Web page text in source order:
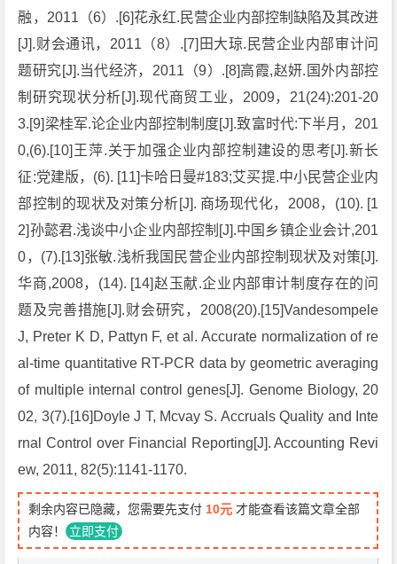
融，2011（6）.[6]花永红.民营企业内部控制缺陷及其改进
[J].财会通讯，2011（8）.[7]田大琼.民营企业内部审计问
题研究[J].当代经济，2011（9）.[8]高霞,赵妍.国外内部控
制研究现状分析[J].现代商贸工业，2009，21(24):201-20
3.[9]梁桂军.论企业内部控制制度[J].致富时代:下半月，201
0,(6).[10]王萍.关于加强企业内部控制建设的思考[J].新长
征:党建版，(6). [11]卡哈日曼#183;艾买提.中小民营企业内
部控制的现状及对策分析[J]. 商场现代化，2008，(10). [1
2]孙懿君.浅谈中小企业内部控制[J].中国乡镇企业会计,201
0，(7).[13]张敏.浅析我国民营企业内部控制现状及对策[J].
华商,2008，(14). [14]赵玉献.企业内部审计制度存在的问
题及完善措施[J].财会研究，2008(20).[15]Vandesompele
J, Preter K D, Pattyn F, et al. Accurate normalization of re
al-time quantitative RT-PCR data by geometric averaging
of multiple internal control genes[J]. Genome Biology, 20
02, 3(7).[16]Doyle J T, Mcvay S. Accruals Quality and Inte
rnal Control over Financial Reporting[J]. Accounting Revi
ew, 2011, 82(5):1141-1170.
剩余内容已隐藏，您需要先支付 10元 才能查看该篇文章全部
内容！ 立即支付